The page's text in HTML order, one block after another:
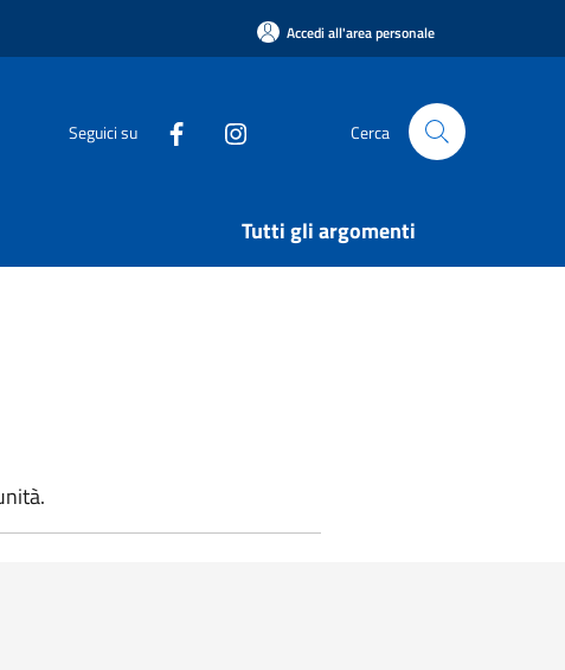
Accedi all'area personale
Seguici su Cerca
Tutti gli argomenti